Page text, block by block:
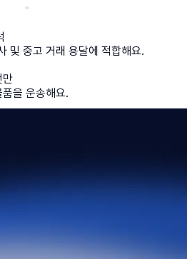
및 중고 거래 용달에 적합해요.
만
을 운송해요.